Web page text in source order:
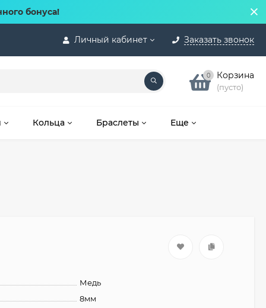
бонуса!
Личный кабинет Заказать звонок
0 Корзина
(пусто)
Кольца Браслеты Еще
Медь
8мм